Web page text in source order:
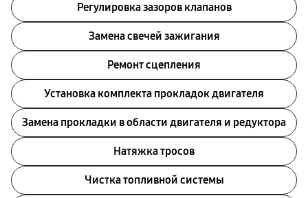
Регулировка зазоров клапанов
Замена свечей зажигания
Ремонт сцепления
Установка комплекта прокладок двигателя
Замена прокладки в области двигателя и редуктора
Натяжка тросов
Чистка топливной системы